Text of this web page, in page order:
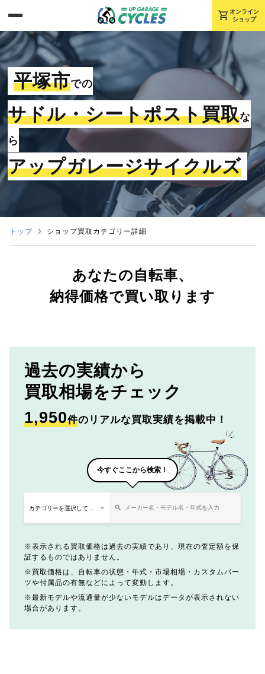
shopping_cart オンライン
ショップ
平塚市での
サドル・シートポスト買取な
ら
アップガレージサイクルズ
トップ ショップ買取カテゴリー詳細
あなたの自転車、
納得価格で買い取ります
過去の実績から
買取相場をチェック
1,950件のリアルな買取実績を掲載中！
今すぐここから検索！
表示される買取価格は過去の実績であり、現在の査定額を保
証するものではありません。
買取価格は、自転車の状態・年式・市場相場・カスタムパー
ツや付属品の有無などによって変動します。
最新モデルや流通量が少ないモデルはデータが表示されない
場合があります。